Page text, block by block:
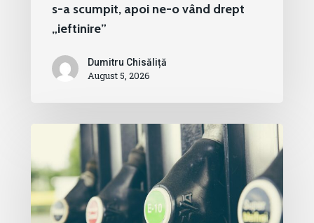
s-a scumpit, apoi ne-o vând drept
„ieftinire”
Dumitru Chisăliță
August 5, 2026